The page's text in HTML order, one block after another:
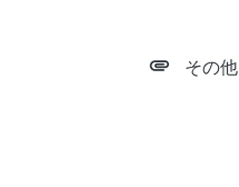
attachment その他